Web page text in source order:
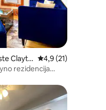
Clayto Vidutinis
4,9 (21)
rezidencija